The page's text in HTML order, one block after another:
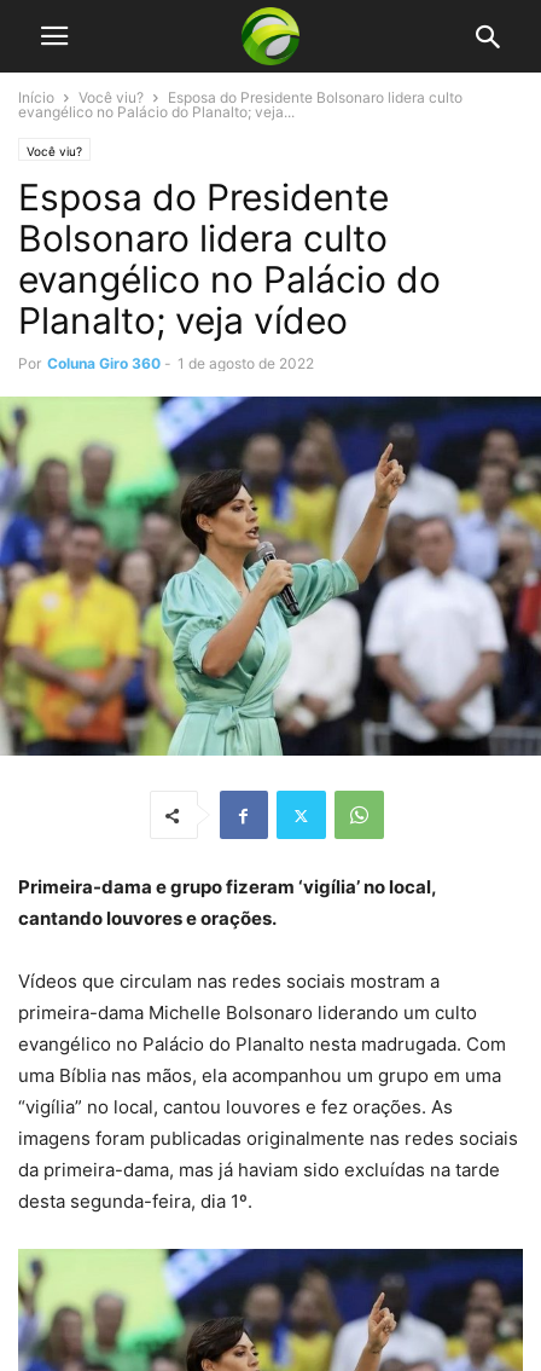
Início Você viu?
Esposa do Presidente Bolsonaro lidera culto
evangélico no Palácio do Planalto; veja...
Você viu?
Esposa do Presidente
Bolsonaro lidera culto
evangélico no Palácio do
Planalto; veja vídeo
Por Coluna Giro 360 - 1 de agosto de 2022
Primeira-dama e grupo fizeram ‘vigília’ no local,
cantando louvores e orações.
Vídeos que circulam nas redes sociais mostram a
primeira-dama Michelle Bolsonaro liderando um culto
evangélico no Palácio do Planalto nesta madrugada. Com
uma Bíblia nas mãos, ela acompanhou um grupo em uma
“vigília” no local, cantou louvores e fez orações. As
imagens foram publicadas originalmente nas redes sociais
da primeira-dama, mas já haviam sido excluídas na tarde
desta segunda-feira, dia 1º.